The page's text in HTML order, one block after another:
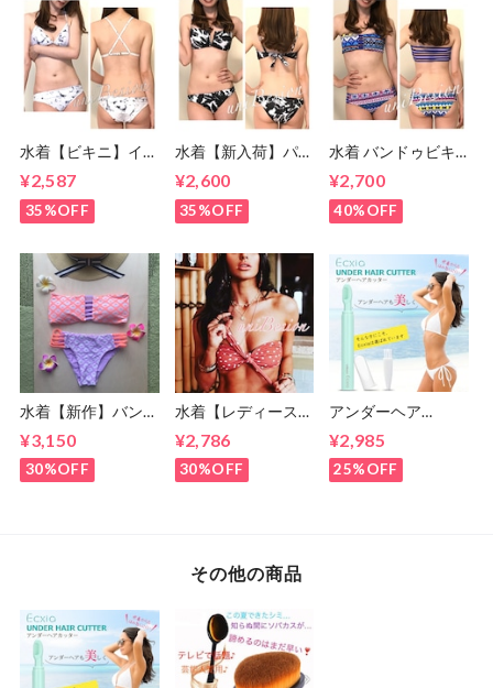
水着【ビキニ】イン
ポートビキニ S〜M
サイズ(7号,9号)
¥2,587
35%OFF
水着【新入荷】パー
ムツリービキニ モ
ノトーン S・Mサイ
ズ (7〜9号)
¥2,600
35%OFF
水着 バンドゥビキ
ニ S・Mサイズ ビキ
ニ ブルー (７号・９
号)
¥2,700
40%OFF
水着【新作】バンド
ープル (7号・9号)
¥3,150
30%OFF
水着【レディース
ゥビキニ S M(5号,7
号,9号)
¥2,786
30%OFF
アンダーヘア
ッター Vライン/ア
ンダーヘアー/お手
入れ/処理/アンダー
¥2,985
25%OFF
その他の商品